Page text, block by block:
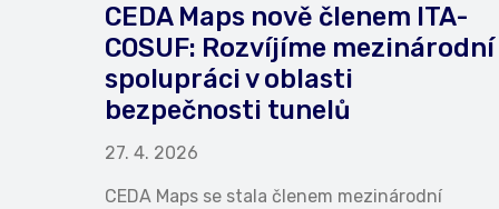
CEDA Maps nově členem ITA-
COSUF: Rozvíjíme mezinárodní
spolupráci v oblasti
bezpečnosti tunelů
27. 4. 2026
CEDA Maps se stala členem mezinárodní